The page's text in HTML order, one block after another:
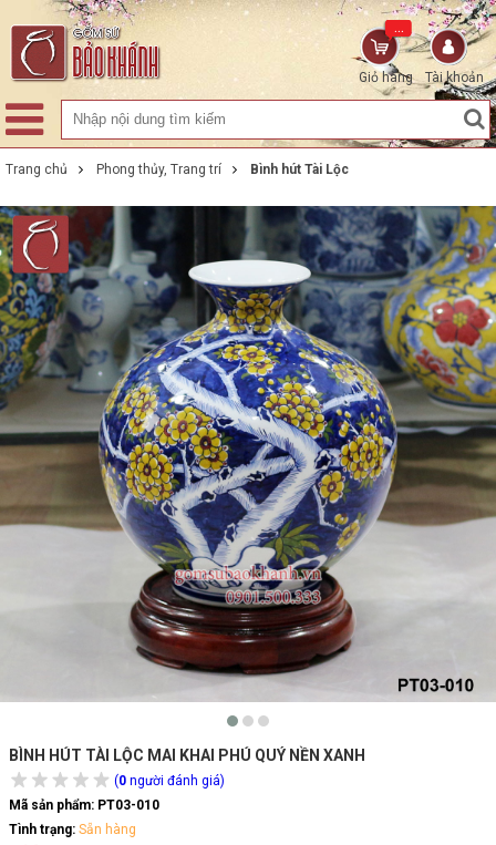
Tài khoản
Giỏ hàng
...
Trang chủ Phong thủy, Trang trí Bình hút Tài Lộc
BÌNH HÚT TÀI LỘC MAI KHAI PHÚ QUÝ NỀN XANH
(0 người đánh giá)
Mã sản phẩm: PT03-010
Tình trạng: Sẵn hàng